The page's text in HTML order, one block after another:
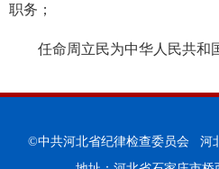
职务；
任命周立民为中华人民共和
©中共河北省纪律检查委员会